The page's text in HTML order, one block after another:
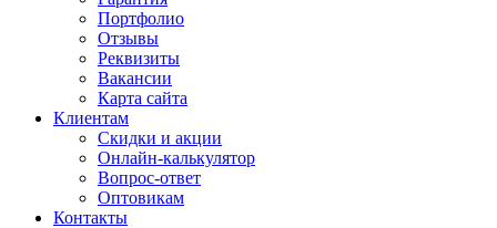
Портфолио
Отзывы
Реквизиты
Вакансии
Карта сайта
Клиентам
Скидки и акции
Онлайн-калькулятор
Вопрос-ответ
Оптовикам
Контакты